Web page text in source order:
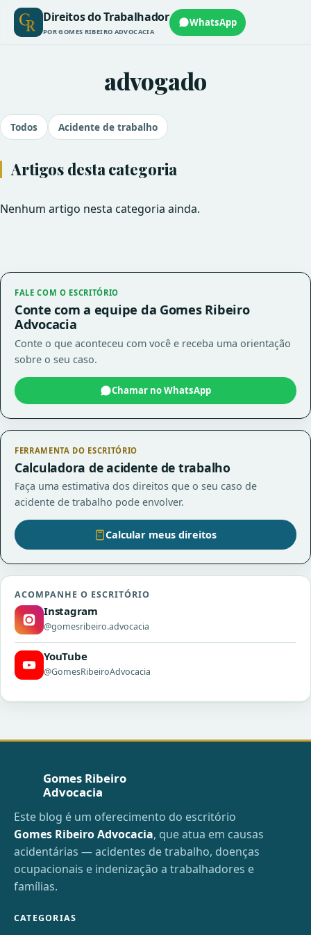
Direitos do Trabalhador
POR GOMES RIBEIRO ADVOCACIA
WhatsApp
advogado
Todos Acidente de trabalho
Artigos desta categoria
Nenhum artigo nesta categoria ainda.
FALE COM O ESCRITÓRIO
Conte com a equipe da Gomes Ribeiro
Advocacia
Conte o que aconteceu com você e receba uma orientação
sobre o seu caso.
Chamar no WhatsApp
FERRAMENTA DO ESCRITÓRIO
Calculadora de acidente de trabalho
Faça uma estimativa dos direitos que o seu caso de
acidente de trabalho pode envolver.
Calcular meus direitos
ACOMPANHE O ESCRITÓRIO
Instagram
@gomesribeiro.advocacia
YouTube
@GomesRibeiroAdvocacia
Gomes Ribeiro
Advocacia
Este blog é um oferecimento do escritório
Gomes Ribeiro Advocacia, que atua em causas
acidentárias — acidentes de trabalho, doenças
ocupacionais e indenização a trabalhadores e
famílias.
CATEGORIAS